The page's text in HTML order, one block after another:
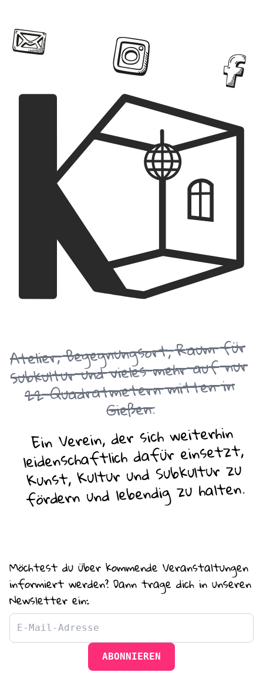
Atelier, Begegnungsort, Raum für
Subkultur und vieles mehr auf nur
22 Quadratmetern mitten in
Gießen.
Ein Verein, der sich weiterhin
leidenschaftlich dafür einsetzt,
Kunst, Kultur und Subkultur zu
fördern und lebendig zu halten.
Möchtest du über kommende Veranstaltungen
informiert werden? Dann trage dich in unseren
Newsletter ein:
ABONNIEREN